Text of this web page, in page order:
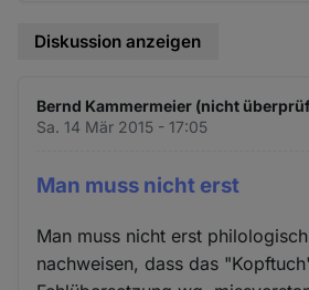
Diskussion anzeigen
Bernd Kammermeier (nicht
Sa. 14 Mär 2015 - 17:05
Man muss nicht erst
Man muss nicht erst
nachweisen, dass das